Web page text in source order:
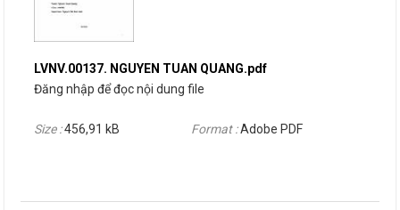
LVNV.00137. NGUYEN TUAN QUANG.pdf
Đăng nhập để đọc nội dung file
Size :456,91 kB Format :Adobe PDF